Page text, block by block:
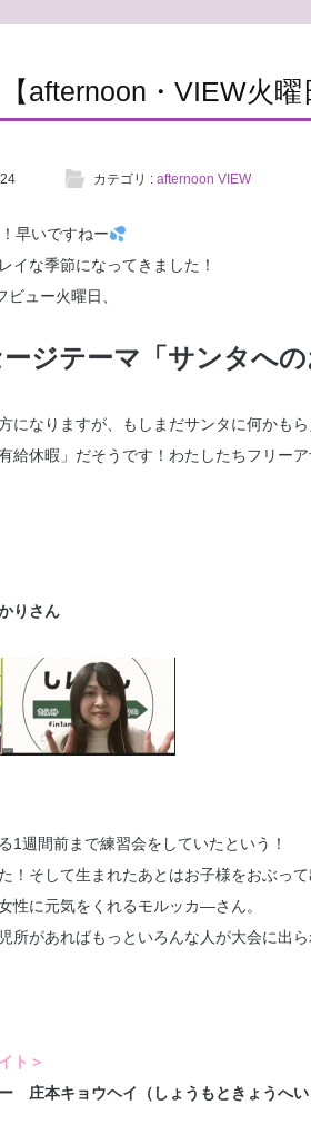
afternoon・VIEW火曜
カテゴリ : afternoon VIEW
早いですねー
イな季節になってきました！
ュー火曜日、
ジテーマ「サンタへの
になりますが、もしまだサンタに何かも
給休暇」だそうです！わたしたちフリー
りさん
1週間前まで練習会をしていたという！
！そして生まれたあとはお子様をおぶって
性に元気をくれるモルッカ―さん。
所があればもっといろんな人が大会に出
ト＞
庄本キョウヘイ（しょうもときょうへ